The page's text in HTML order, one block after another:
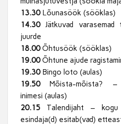
13.30Lõunasöök (sööklas)
14.30Jätkuvad varasemad
juurde
18.00Õhtusöök (sööklas)
19.00Õhtune ajude
19.30Bingo loto (aulas)
19.50Mõista-mõista?
inimesi (aulas)
20.15 Talendijaht –
esindaja(d) esitab(vad)